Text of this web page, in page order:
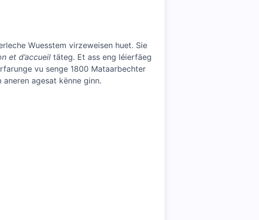
Wuesstem virzeweisen huet. Sie
et d’accueil täteg. Et ass eng léierfäeg
vu senge 1800 Mataarbechter
agesat kënne ginn.